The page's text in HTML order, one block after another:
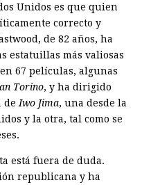
Unidos es que quien
correcto y
de 82 años, ha
estatuillas más valiosas
67 películas, algunas
Torino, y ha dirigido
de Iwo Jima, una desde la
y la otra, tal como se
está fuera de duda.
republicana y ha